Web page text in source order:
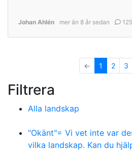
Johan Ahlén mer än 8 år sedan
← 1 2 3
Filtrera
Alla landskap
"Okänt"= Vi vet inte var
vilka landskap. Kan du